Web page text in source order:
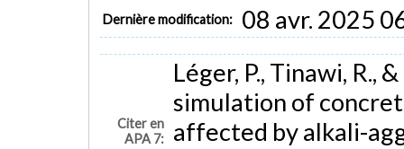
Dernière modification: 08 avr. 2025
Citer en
APA 7:
Léger, P., Tinawi, R.,
simulation of
affected by alkali-